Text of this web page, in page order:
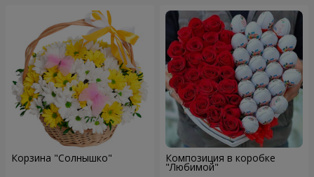
Корзина "Солнышко" Композиция в коробке
"Любимой"